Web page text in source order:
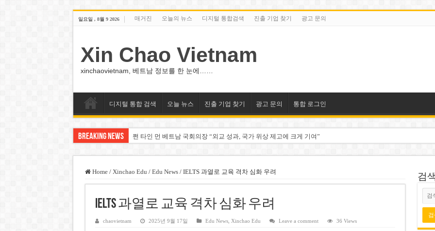
일요일 , 8월 9 2026 매거진 오늘의 뉴스 디지털 통합검색 진출 기업 찾기 광고 문의
Xin Chao Vietnam
xinchaovietnam, 베트남 정보를 한 눈에……
디지털 통합 검색 오늘 뉴스 진출 기업 찾기 광고 문의 통합 로그인
Breaking News 쩐 타인 먼 베트남 국회의장 “외교 성과, 국가 위상 제고에 크게 기여”
베트남 은행 분기 순이익 1조 동 시대…비엣콤뱅크 등 5곳 돌파
PNJ, 다이아몬드 밀수 여파에 2분기 적자… 10월 임시 주총 개최
팜 녓 브엉 빈그룹 회장 딸, 그룹 계열사 경영에 첫 등장
케펠, 투티엠 엠파이어시티 지분 전량 2억7000만 달러에 매각
Home / Xinchao Edu / Edu News / IELTS 과열로 교육 격차 심화 우려
IELTS 과열로 교육 격차 심화 우려
chaovietnam 2025년 9월 17일 Edu News, Xinchao Edu Leave a comment 36 Views
검